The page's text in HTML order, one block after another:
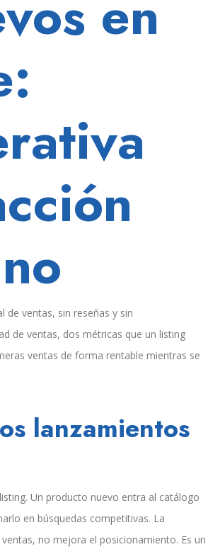
en
de ventas, sin reseñas y sin
de ventas, dos métricas que un listing
ventas de forma rentable mientras se
lanzamientos
Un producto nuevo entra al catálogo
en búsquedas competitivas. La
no mejora el posicionamiento. Es un